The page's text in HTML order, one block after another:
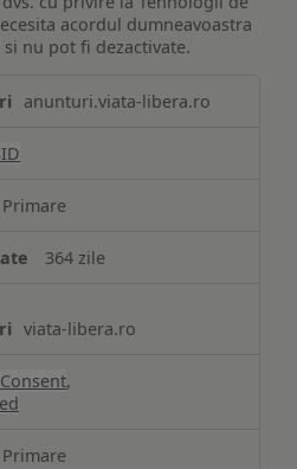
acordul dumneavoastra
nu pot fi dezactivate.
anunturi.viata-libera.ro
Primare
364 zile
viata-libera.ro
,
Primare